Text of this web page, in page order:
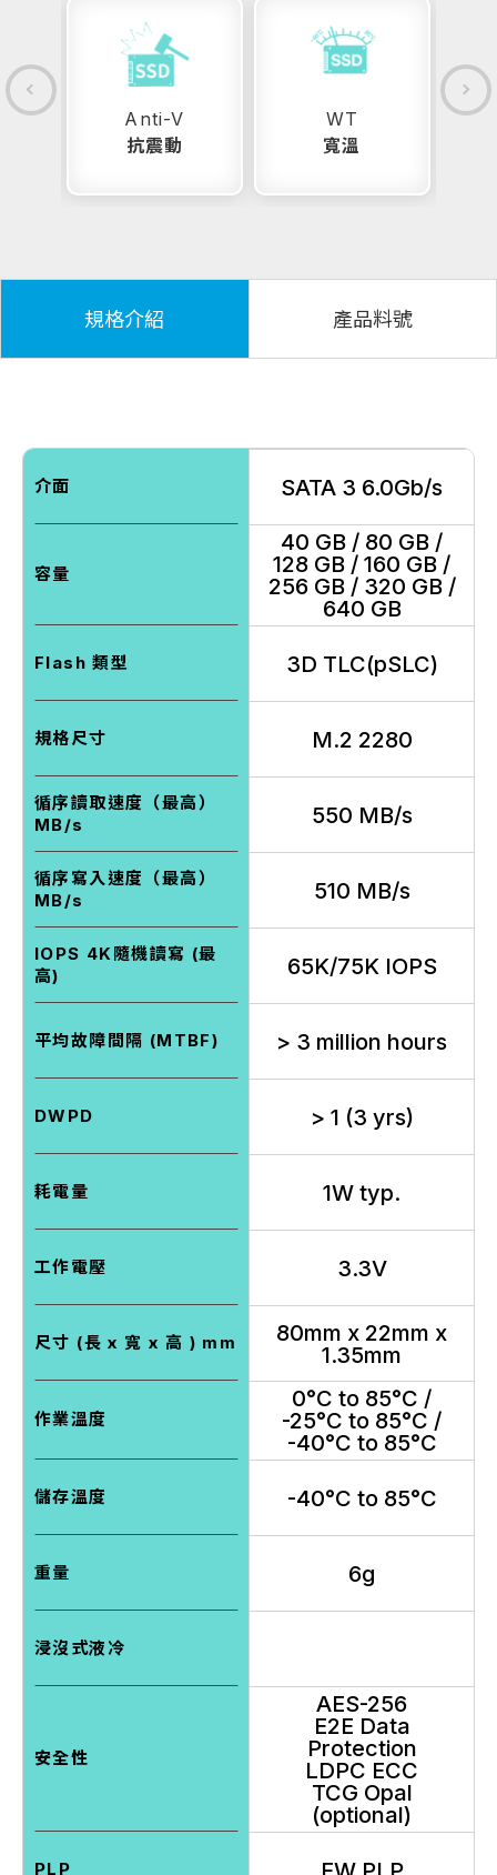
Anti-V
抗震動
WT
寬溫
規格介紹 產品料號
介面 SATA 3 6.0Gb/s
容量
40 GB / 80 GB /
128 GB / 160 GB /
256 GB / 320 GB /
640 GB
Flash 類型 3D TLC(pSLC)
規格尺寸 M.2 2280
循序讀取速度（最高）
MB/s
550 MB/s
循序寫入速度（最高）
MB/s
510 MB/s
IOPS 4K隨機讀寫 (最
高)
65K/75K IOPS
平均故障間隔 (MTBF) > 3 million hours
DWPD > 1 (3 yrs)
耗電量 1W typ.
工作電壓 3.3V
尺寸 (長 x 寬 x 高 ) mm
80mm x 22mm x
1.35mm
作業溫度
0°C to 85°C /
-25°C to 85°C /
-40°C to 85°C
儲存溫度 -40°C to 85°C
重量 6g
浸沒式液冷
安全性
AES-256
E2E Data
Protection
LDPC ECC
TCG Opal
(optional)
PLP